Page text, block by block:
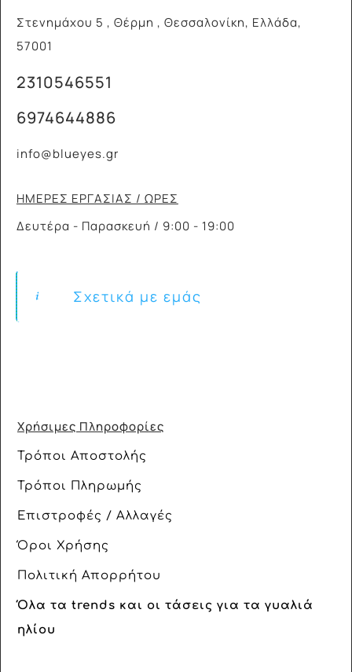
Στενημάχου 5 , Θέρμη , Θεσσαλονίκη, Ελλάδα,
57001
2310546551
6974644886
info@blueyes.gr
ΗΜΕΡΕΣ ΕΡΓΑΣΙΑΣ / ΩΡΕΣ
Δευτέρα - Παρασκευή / 9:00 - 19:00
Σχετικά με εμάς
Χρήσιμες Πληροφορίες
Τρόποι Αποστολής
Τρόποι Πληρωμής
Επιστροφές / Αλλαγές
Όροι Χρήσης
Πολιτική Απορρήτου
Όλα τα trends και οι τάσεις για τα γυαλιά
ηλίου